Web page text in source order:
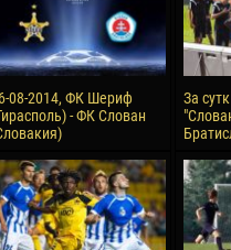
08-2014, ФК Шериф
- ФК Слован
За